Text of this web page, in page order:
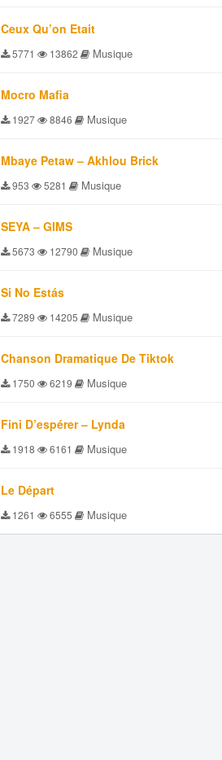
Ceux Qu’on Etait
5771 13862 Musique
Mocro Mafia
1927 8846 Musique
Mbaye Petaw – Akhlou Brick
953 5281 Musique
SEYA – GIMS
5673 12790 Musique
Si No Estás
7289 14205 Musique
Chanson Dramatique De Tiktok
1750 6219 Musique
Fini D’espérer – Lynda
1918 6161 Musique
Le Départ
1261 6555 Musique